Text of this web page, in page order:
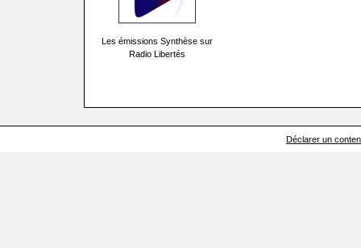
Les émissions Synthèse sur
Radio Libertés
Déclarer un